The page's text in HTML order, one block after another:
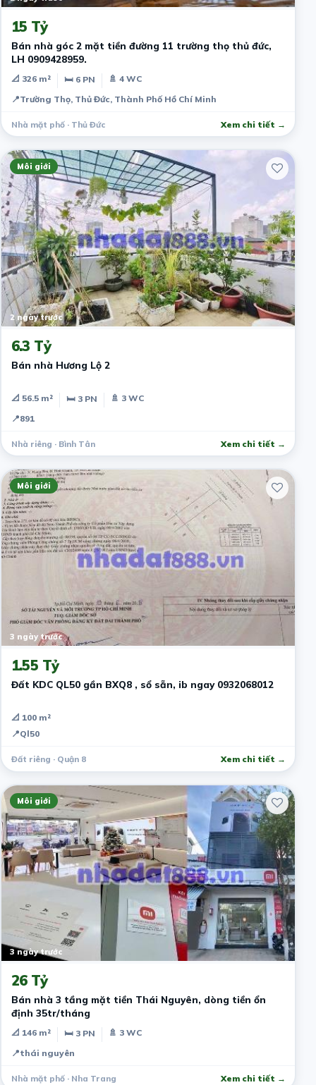
15 Tỷ
Bán nhà góc 2 mặt tiền đường 11 trường thọ thủ đức,
LH 0909428959.
📐 326 m² 🛏 6 PN
🚿 4 WC
📍Trường Thọ, Thủ Đức, Thành Phố Hồ Chí Minh
Nhà mặt phố · Thủ Đức Xem chi tiết →
Môi giới
2 ngày trước
6.3 Tỷ
Bán nhà Hương Lộ 2
📐 56.5 m² 🛏 3 PN
🚿 3 WC
📍891
Nhà riêng · Bình Tân Xem chi tiết →
Môi giới
3 ngày trước
1.55 Tỷ
Đất KDC QL50 gần BXQ8 , sổ sẵn, ib ngay 0932068012
📐 100 m²
📍Ql50
Đất riêng · Quận 8 Xem chi tiết →
Môi giới
3 ngày trước
26 Tỷ
Bán nhà 3 tầng mặt tiền Thái Nguyên, dòng tiền ổn
định 35tr/tháng
📐 146 m² 🛏 3 PN
🚿 3 WC
📍thái nguyên
Nhà mặt phố · Nha Trang Xem chi tiết →